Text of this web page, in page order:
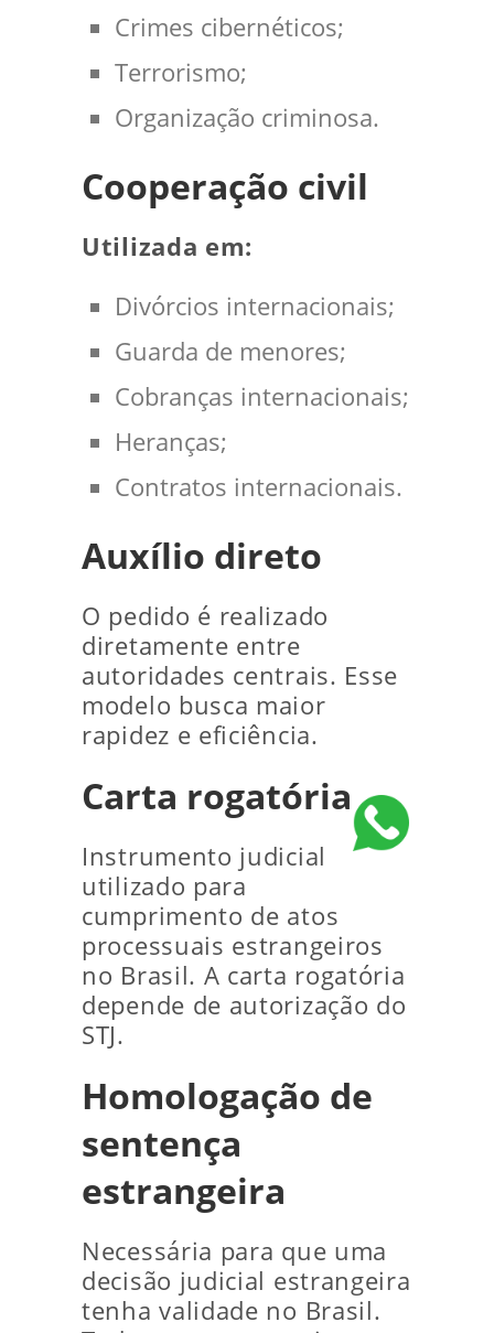
Crimes cibernéticos;
Terrorismo;
Organização criminosa.
Cooperação civil
Utilizada em:
Divórcios internacionais;
Guarda de menores;
Cobranças internacionais;
Heranças;
Contratos internacionais.
Auxílio direto
O pedido é realizado
diretamente entre
autoridades centrais. Esse
modelo busca maior
rapidez e eficiência.
Carta rogatória
Instrumento judicial
utilizado para
cumprimento de atos
processuais estrangeiros
no Brasil. A carta rogatória
depende de autorização do
STJ.
Homologação de
sentença
estrangeira
Necessária para que uma
decisão judicial estrangeira
tenha validade no Brasil.